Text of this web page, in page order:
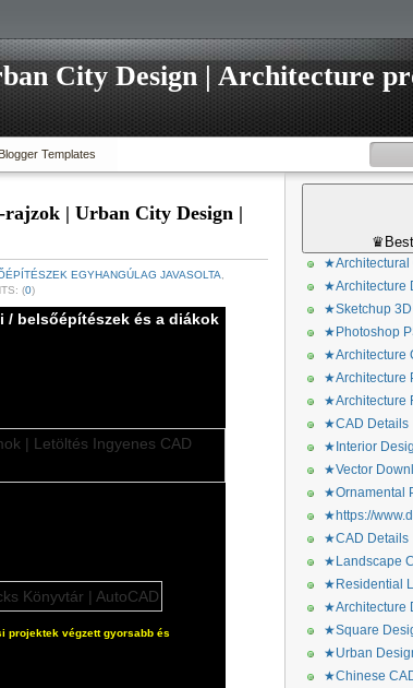
City Design | Architecture
Blogger Templates
rajzok | Urban City Design |
EGYHANGÚLAG JAVASOLTA
(0)
/ belsőépítészek és a diákok
projektek végzett gyorsabb és
★Architectural
★Architecture
★Sketchup
★Photoshop
★Architecture
★Architecture
★Architecture
★CAD Details
★Interior
★Vector
★Ornamental
★https://
★CAD Details
★Landscape
★Residential
★Architecture
★Square
★Urban
★Chinese